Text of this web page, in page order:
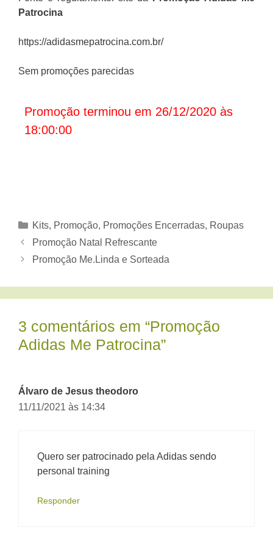
Patrocina
https://adidasmepatrocina.com.br/
Sem promoções parecidas
Promoção terminou em 26/12/2020 às
18:00:00
Categorias
Kits, Promoção, Promoções Encerradas, Roupas
Promoção Natal Refrescante
Promoção Me.Linda e Sorteada
3 comentários em “Promoção
Adidas Me Patrocina”
Álvaro de Jesus theodoro
11/11/2021 às 14:34
Quero ser patrocinado pela Adidas sendo
personal training
Responder